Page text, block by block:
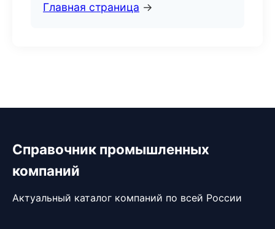
Главная страница →
Справочник промышленных
компаний
Актуальный каталог компаний по всей России